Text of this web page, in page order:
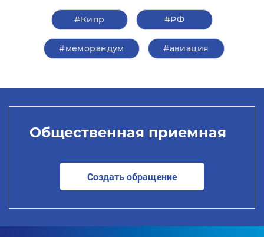
#Кипр #РФ
#меморандум #авиация
Общественная приемная
Создать обращение